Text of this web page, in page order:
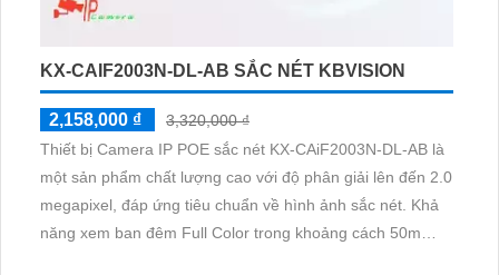
KX-CAIF2003N-DL-AB SẮC NÉT KBVISION
2,158,000 ₫
3,320,000 ₫
Thiết bị Camera IP POE sắc nét KX-CAiF2003N-DL-AB là
một sản phẩm chất lượng cao với độ phân giải lên đến 2.0
megapixel, đáp ứng tiêu chuẩn về hình ảnh sắc nét. Khả
năng xem ban đêm Full Color trong khoảng cách 50m